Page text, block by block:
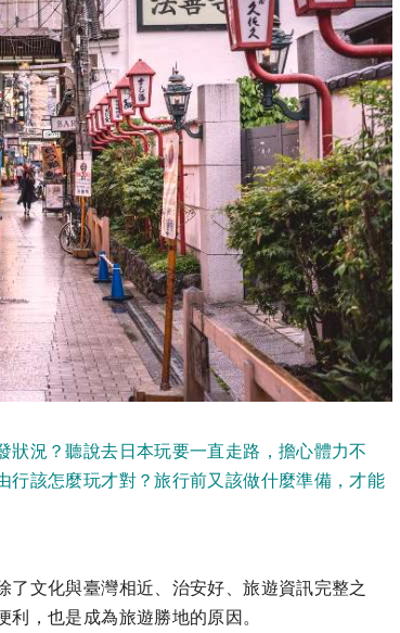
況？聽說去日本玩要一直走路，擔心體力不
行該怎麼玩才對？旅行前又該做什麼準備，才能
文化與臺灣相近、治安好、旅遊資訊完整之
，也是成為旅遊勝地的原因。